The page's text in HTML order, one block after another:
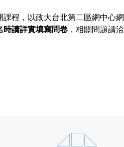
程，以政大台北第二區網中心網
時請詳實填寫問卷 ，相關問題請